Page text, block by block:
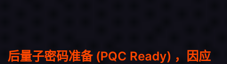
后量子密码准备 (PQC Ready) ，因应